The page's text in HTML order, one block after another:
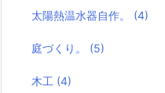
太陽熱温水器自作。 (4)
庭づくり。 (5)
木工 (4)